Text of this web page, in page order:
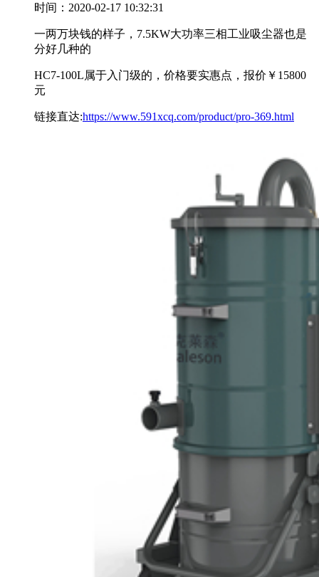
时间：2020-02-17 10:32:31
一两万块钱的样子，7.5KW大功率三相工业吸尘器也是
分好几种的
HC7-100L属于入门级的，价格要实惠点，报价￥15800
元
链接直达:https://www.591xcq.com/product/pro-369.html